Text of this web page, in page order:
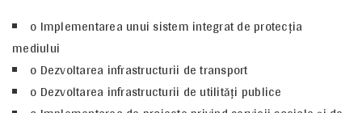
o Implementarea unui sistem integrat de protecţia
mediului
o Dezvoltarea infrastructurii de transport
o Dezvoltarea infrastructurii de utilităţi publice